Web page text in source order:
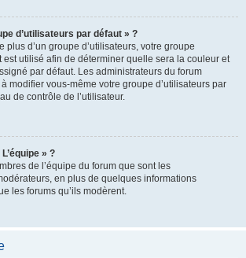
d’utilisateurs par défaut » ?
plus d’un groupe d’utilisateurs, votre groupe
est utilisé afin de déterminer quelle sera la couleur et
par défaut. Les administrateurs du forum
modifier vous-même votre groupe d’utilisateurs par
de contrôle de l’utilisateur.
» ?
de l’équipe du forum que sont les
en plus de quelques informations
les forums qu’ils modèrent.